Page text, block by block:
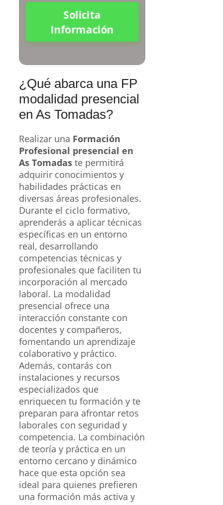
Solicita
Información
¿Qué abarca una FP
modalidad presencial
en As Tomadas?
Realizar una Formación
Profesional presencial en
As Tomadas te permitirá
adquirir conocimientos y
habilidades prácticas en
diversas áreas profesionales.
Durante el ciclo formativo,
aprenderás a aplicar técnicas
específicas en un entorno
real, desarrollando
competencias técnicas y
profesionales que faciliten tu
incorporación al mercado
laboral. La modalidad
presencial ofrece una
interacción constante con
docentes y compañeros,
fomentando un aprendizaje
colaborativo y práctico.
Además, contarás con
instalaciones y recursos
especializados que
enriquecen tu formación y te
preparan para afrontar retos
laborales con seguridad y
competencia. La combinación
de teoría y práctica en un
entorno cercano y dinámico
hace que esta opción sea
ideal para quienes prefieren
una formación más activa y